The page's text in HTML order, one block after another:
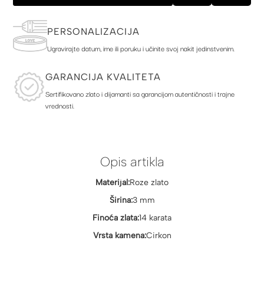
PERSONALIZACIJA
Ugravirajte datum, ime ili poruku i učinite svoj nakit jedinstvenim.
GARANCIJA KVALITETA
Sertifikovano zlato i dijamanti sa garancijom autentičnosti i trajne
vrednosti.
Opis artikla
Materijal:Roze zlato
Širina:3 mm
Finoća zlata:14 karata
Vrsta kamena:Cirkon